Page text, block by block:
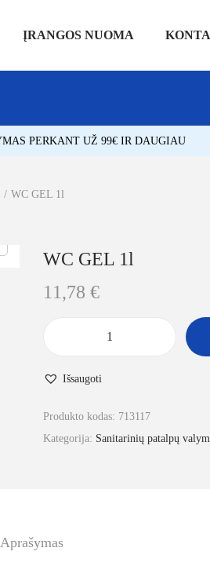
ĮRANGOS NUOMA
PERKANT UŽ 99€ IR DAUGIAU
/ WC GEL 1l
WC GEL 1l
11,78 €
Išsaugoti
Produkto kodas: 713117
Kategorija: Sanitarinių patalpų
Aprašymas